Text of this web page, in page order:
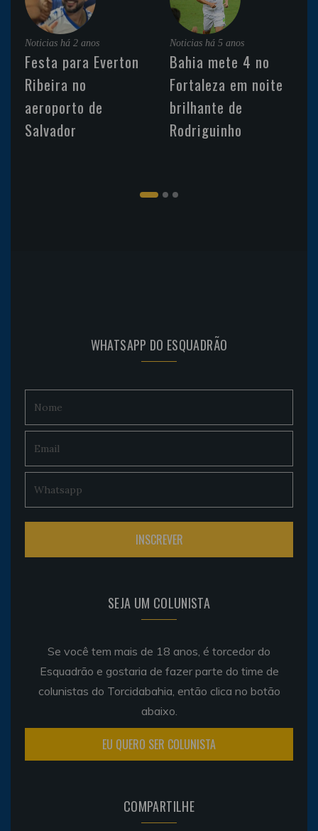
Noticias há 2 anos
Festa para Everton
Ribeira no
aeroporto de
Salvador
Noticias há 5 anos
Bahia mete 4 no
Fortaleza em noite
brilhante de
Rodriguinho
WHATSAPP DO ESQUADRÃO
SEJA UM COLUNISTA
Se você tem mais de 18 anos, é torcedor do
Esquadrão e gostaria de fazer parte do time de
colunistas do Torcidabahia, então clica no botão
abaixo.
EU QUERO SER COLUNISTA
COMPARTILHE